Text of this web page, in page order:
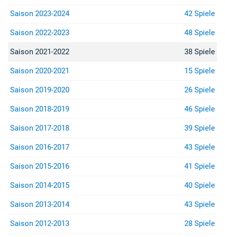
Saison 2023-2024 42 Spiele
Saison 2022-2023 48 Spiele
Saison 2021-2022 38 Spiele
Saison 2020-2021 15 Spiele
Saison 2019-2020 26 Spiele
Saison 2018-2019 46 Spiele
Saison 2017-2018 39 Spiele
Saison 2016-2017 43 Spiele
Saison 2015-2016 41 Spiele
Saison 2014-2015 40 Spiele
Saison 2013-2014 43 Spiele
Saison 2012-2013 28 Spiele